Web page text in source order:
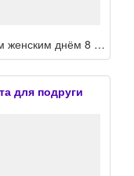
Открытка картинка с международным женским днём 8 марта подруга ,подруге, с праздником 8 марта подруга поздравления для подруге в ден 8 марта,открытка подруге на 8 марта
для подруги